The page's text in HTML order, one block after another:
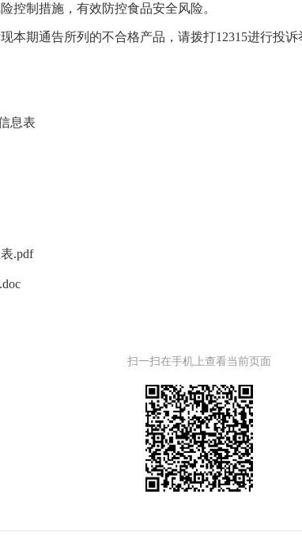
控制措施，有效防控食品安全风险。
本期通告所列的不合格产品，请拨打12315进行投诉
息表
.pdf
扫一扫在手机上查看当前页面